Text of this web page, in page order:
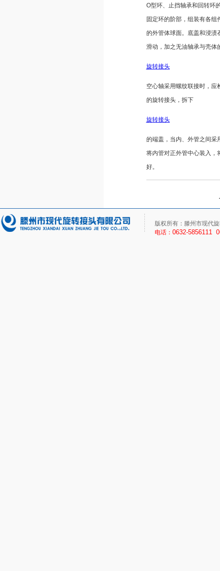
O型环、止挡轴承和回转环
固定环的阶部，组装有各
的外管体球面。底盖和浸渍
滑动，加之无油轴承与壳体
旋转接头
空心轴采用螺纹联接时，应
的旋转接头，拆下
旋转接头
的端盖，当内、外管之间采
将内管对正外管中心装入，
好。
版权所有：滕州市现代
电话： 0632-5856111